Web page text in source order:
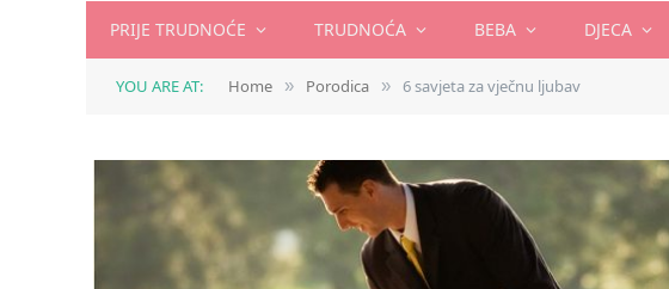
PRIJE TRUDNOĆE TRUDNOĆA BEBA DJECA
YOU ARE AT: Home » Porodica » 6 savjeta za vječnu ljubav